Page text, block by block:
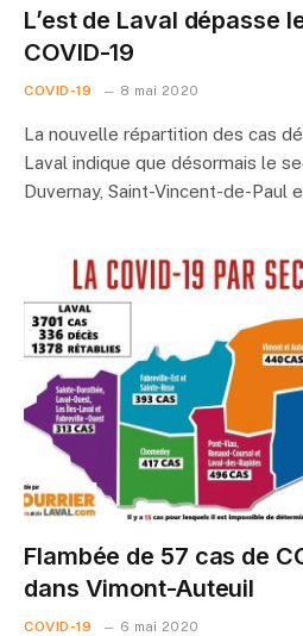
L’est de Laval dépasse
COVID-19
COVID-19 8 mai 2020
La nouvelle répartition des cas
Laval indique que désormais le
Duvernay, Saint-Vincent-de-Paul
Flambée de 57 cas de
dans Vimont-Auteuil
COVID-19 6 mai 2020